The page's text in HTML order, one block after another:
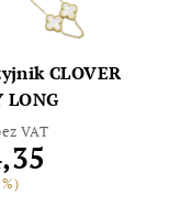
CLOVER
LONG
VAT